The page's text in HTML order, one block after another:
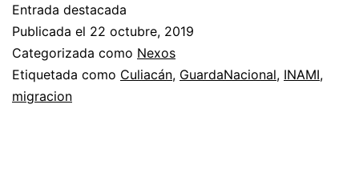
raza
negra
Entrada destacada
Publicada el 22 octubre, 2019
Categorizada como Nexos
Etiquetada como Culiacán, GuardaNacional, INAMI,
migracion